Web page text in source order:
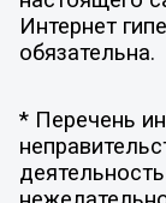
Интернет
обязательна.
* Перечень